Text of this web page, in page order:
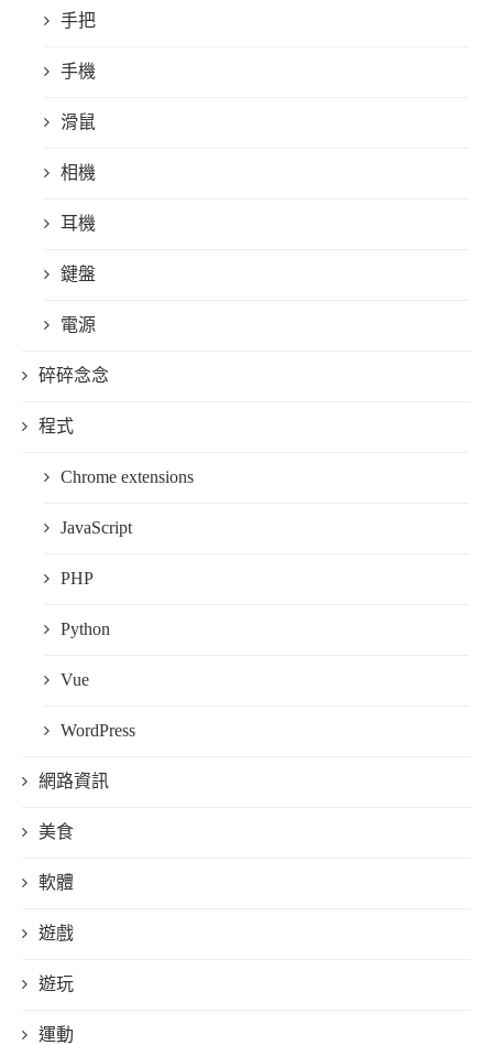
手把
手機
滑鼠
相機
耳機
鍵盤
電源
碎碎念念
程式
Chrome extensions
JavaScript
PHP
Python
Vue
WordPress
網路資訊
美食
軟體
遊戲
遊玩
運動